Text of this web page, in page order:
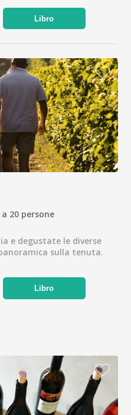
Libro
20 persone
e degustate le diverse
sulla tenuta.
Libro